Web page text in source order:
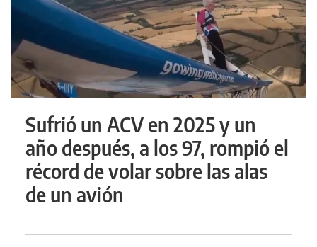
Sufrió un ACV en 2025 y un
año después, a los 97, rompió el
récord de volar sobre las alas
de un avión